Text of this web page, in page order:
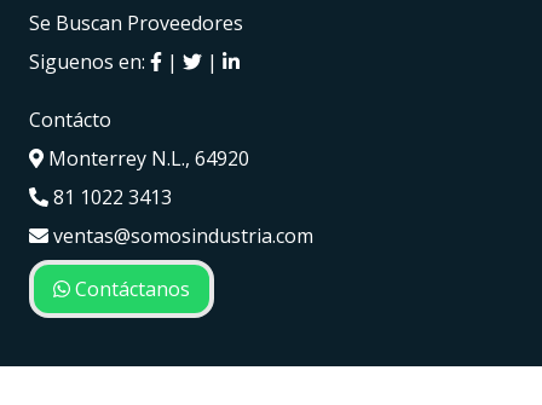
Se Buscan Proveedores
Siguenos en:
| |
Contácto
Monterrey N.L., 64920
81 1022 3413
ventas@somosindustria.com
Contáctanos